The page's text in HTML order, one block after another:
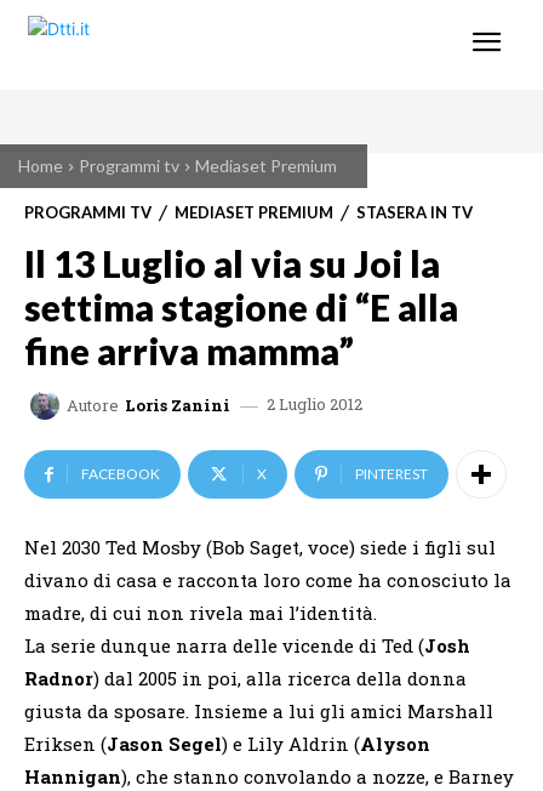
Home Programmi tv Mediaset Premium
PROGRAMMI TV MEDIASET PREMIUM STASERA IN TV
Il 13 Luglio al via su Joi la
settima stagione di “E alla
fine arriva mamma”
Autore Loris Zanini 2 Luglio 2012
FACEBOOK X PINTEREST
Nel 2030 Ted Mosby (Bob Saget, voce) siede i figli sul
divano di casa e racconta loro come ha conosciuto la
madre, di cui non rivela mai l’identità.
La serie dunque narra delle vicende di Ted (Josh
Radnor) dal 2005 in poi, alla ricerca della donna
giusta da sposare. Insieme a lui gli amici Marshall
Eriksen (Jason Segel) e Lily Aldrin (Alyson
Hannigan), che stanno convolando a nozze, e Barney